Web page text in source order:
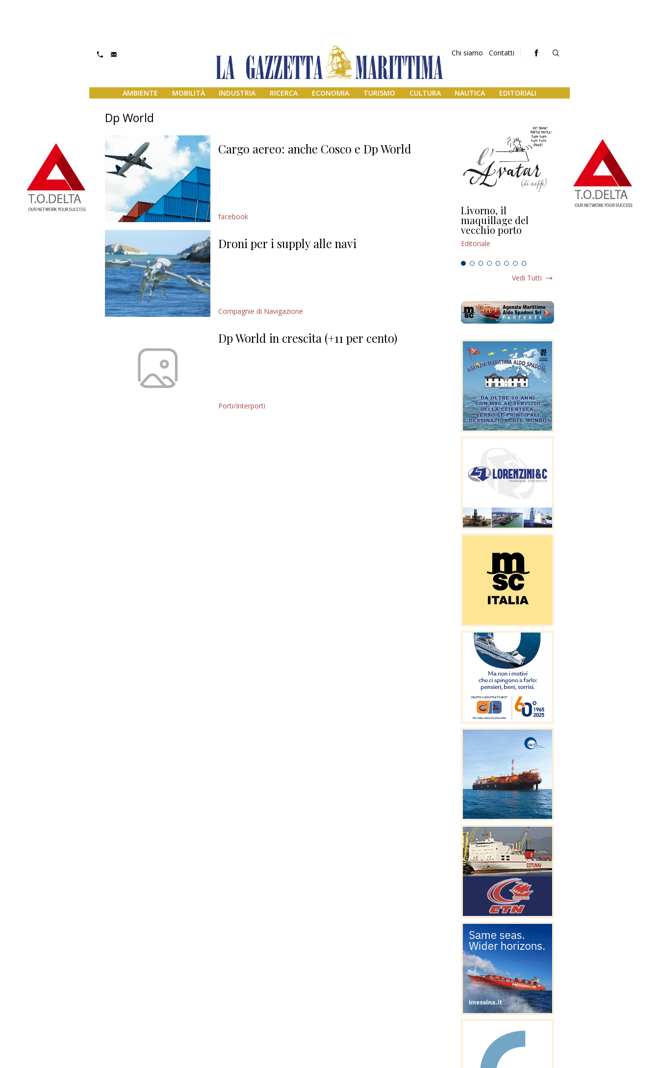
Chi siamo Contatti
AMBIENTE MOBILITÀ INDUSTRIA RICERCA ECONOMIA TURISMO CULTURA NAUTICA EDITORIALI
Dp World
Cargo aereo: anche Cosco e Dp World
facebook
Droni per i supply alle navi
Compagnie di Navigazione
Dp World in crescita (+11 per cento)
Porti/Interporti
Livorno, il
maquillage del
vecchio porto
Editoriale
L’uscita di scena di
Vedi Tutti